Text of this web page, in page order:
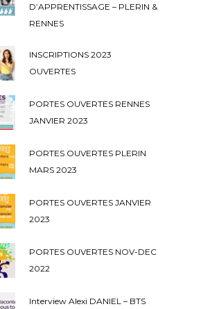
D’APPRENTISSAGE – PLERIN &
RENNES
INSCRIPTIONS 2023
OUVERTES
PORTES OUVERTES RENNES
JANVIER 2023
PORTES OUVERTES PLERIN
MARS 2023
PORTES OUVERTES JANVIER
2023
PORTES OUVERTES NOV-DEC
2022
Interview Alexi DANIEL – BTS